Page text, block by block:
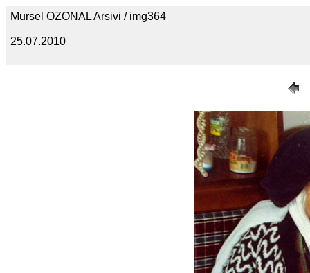
Mursel OZONAL Arsivi / img364
25.07.2010